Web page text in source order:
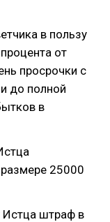
в пользу
от
просрочки с
до полной
в
25000
Истца штраф в